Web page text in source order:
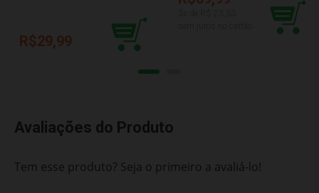
R$29,99
Avaliações do Produto
Tem esse produto? Seja o primeiro a avaliá-lo!